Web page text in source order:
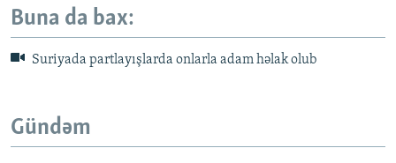
Buna da bax:
Suriyada partlayışlarda onlarla adam həlak olub
Gündəm